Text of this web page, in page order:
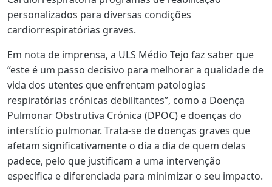
personalizados para diversas condições
cardiorrespiratórias graves.
Em nota de imprensa, a ULS Médio Tejo faz saber que
“este é um passo decisivo para melhorar a qualidade de
vida dos utentes que enfrentam patologias
respiratórias crónicas debilitantes”, como a Doença
Pulmonar Obstrutiva Crónica (DPOC) e doenças do
interstício pulmonar. Trata-se de doenças graves que
afetam significativamente o dia a dia de quem delas
padece, pelo que justificam a uma intervenção
específica e diferenciada para minimizar o seu impacto.